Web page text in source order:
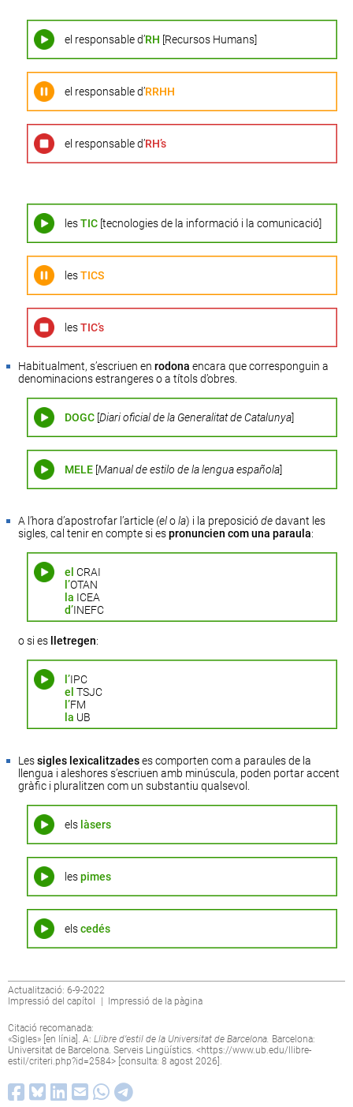
el responsable d’RH [Recursos Humans]
el responsable d’RRHH
el responsable d’RH’s
lesTIC[tecnologies de la informació i la comunicació]
lesTICS
lesTIC’s
Habitualment, s’escriuen en rodona encara que corresponguin a
denominacions estrangeres o a títols d’obres.
DOGC[Diari oficial de la Generalitat de Catalunya]
MELE[Manual de estilo de la lengua española]
A l’hora d’apostrofar l’article (elola) i la preposiciódedavant les
sigles, cal tenir en compte si espronuncien com una paraula:
el CRAI
l’OTAN
la ICEA
d’INEFC
o si es lletregen:
l’IPC
el TSJC
l’FM
la UB
Lessigles lexicalitzadeses comporten com a paraules de la
llengua i aleshores s’escriuen amb minúscula, poden portar accent
gràfic i pluralitzen com un substantiu qualsevol.
els làsers
lespimes
elscedés
Actualització: 6-9-2022
Impressió del capítol
| Impressió de la pàgina
Citació recomanada:
«Sigles» [en línia]. A: Llibre d’estil de la Universitat de Barcelona. Barcelona:
Universitat de Barcelona. Serveis Lingüístics. <https://www.ub.edu/llibre-
estil/criteri.php?id=2584> [consulta: 8 agost 2026].